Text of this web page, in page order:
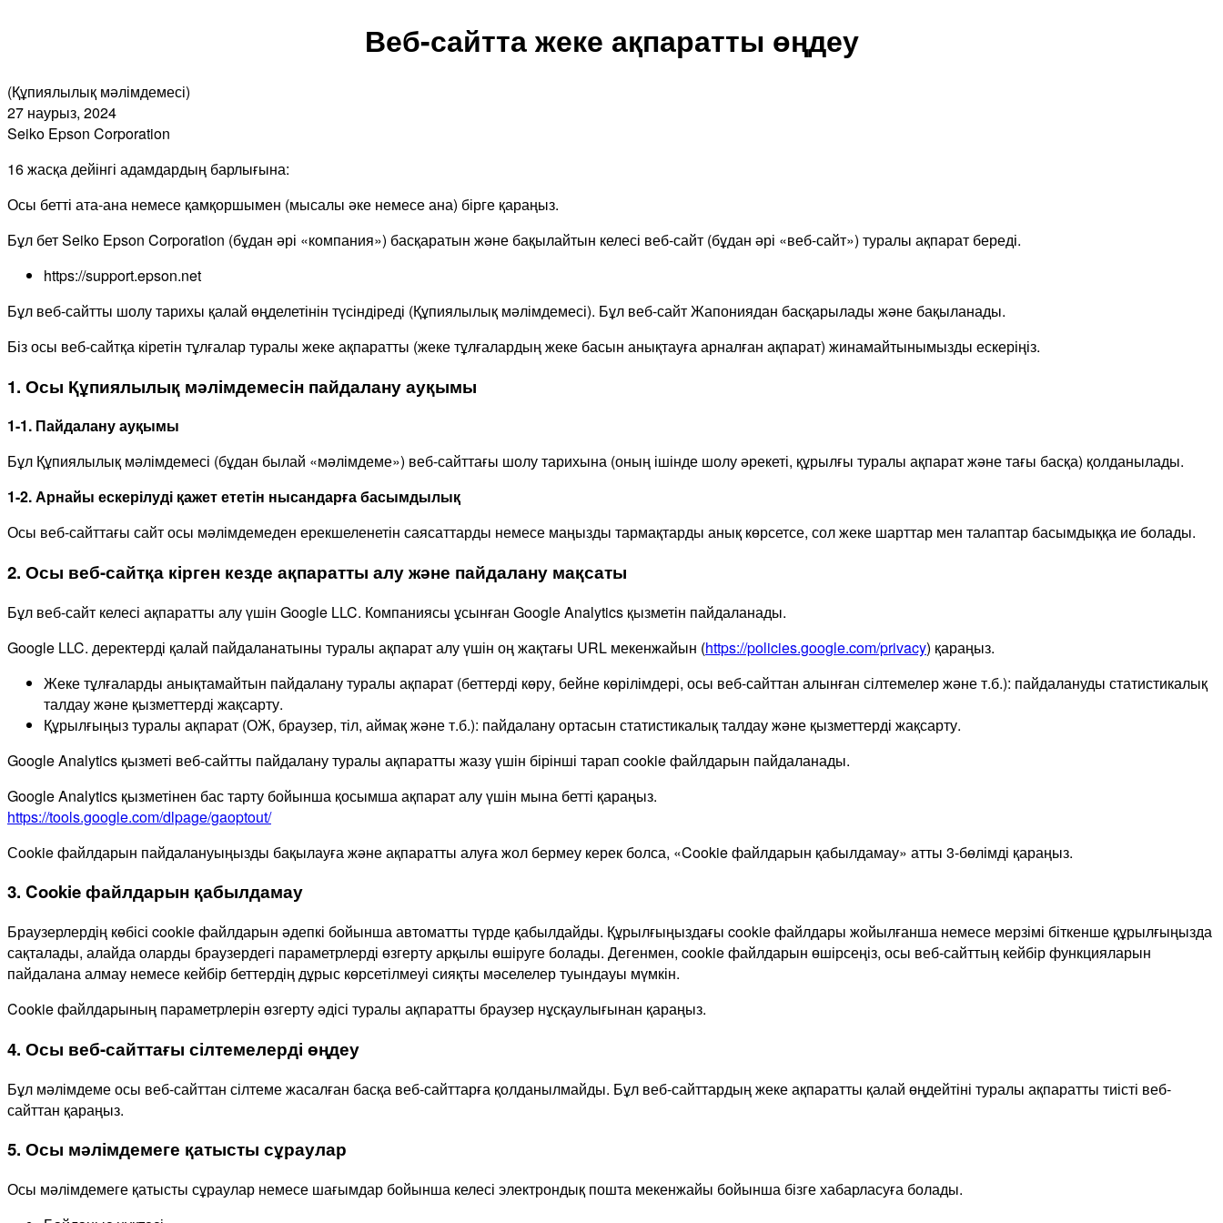
Веб-сайтта жеке ақпаратты өңдеу
(Құпиялылық мәлімдемесі)
27 наурыз, 2024
Seiko Epson Corporation
16 жасқа дейінгі адамдардың барлығына:
Осы бетті ата-ана немесе қамқоршымен (мысалы әке немесе ана) бірге қараңыз.
Бұл бет Seiko Epson Corporation (бұдан әрі «компания») басқаратын және бақылайтын келесі веб-сайт (бұдан әрі «веб-сайт») туралы ақпарат береді.
https://support.epson.net
Бұл веб-сайтты шолу тарихы қалай өңделетінін түсіндіреді (Құпиялылық мәлімдемесі). Бұл веб-сайт Жапониядан басқарылады және бақыланады.
Біз осы веб-сайтқа кіретін тұлғалар туралы жеке ақпаратты (жеке тұлғалардың жеке басын анықтауға арналған ақпарат) жинамайтынымызды ескеріңіз.
1. Осы Құпиялылық мәлімдемесін пайдалану ауқымы
1-1. Пайдалану ауқымы
Бұл Құпиялылық мәлімдемесі (бұдан былай «мәлімдеме») веб-сайттағы шолу тарихына (оның ішінде шолу әрекеті, құрылғы туралы ақпарат және тағы басқа) қолданылады.
1-2. Арнайы ескерілуді қажет ететін нысандарға басымдылық
Осы веб-сайттағы сайт осы мәлімдемеден ерекшеленетін саясаттарды немесе маңызды тармақтарды анық көрсетсе, сол жеке шарттар мен талаптар басымдыққа ие болады.
2. Осы веб-сайтқа кірген кезде ақпаратты алу және пайдалану мақсаты
Бұл веб-сайт келесі ақпаратты алу үшін Google LLC. Компаниясы ұсынған Google Analytics қызметін пайдаланады.
Google LLC. деректерді қалай пайдаланатыны туралы ақпарат алу үшін оң жақтағы URL мекенжайын (https://policies.google.com/privacy) қараңыз.
Жеке тұлғаларды анықтамайтын пайдалану туралы ақпарат (беттерді көру, бейне көрілімдері, осы веб-сайттан алынған сілтемелер және т.б.): пайдалануды статистикалық
талдау және қызметтерді жақсарту.
Құрылғыңыз туралы ақпарат (ОЖ, браузер, тіл, аймақ және т.б.): пайдалану ортасын статистикалық талдау және қызметтерді жақсарту.
Google Analytics қызметі веб-сайтты пайдалану туралы ақпаратты жазу үшін бірінші тарап cookie файлдарын пайдаланады.
Google Analytics қызметінен бас тарту бойынша қосымша ақпарат алу үшін мына бетті қараңыз.
https://tools.google.com/dlpage/gaoptout/
Сookie файлдарын пайдалануыңызды бақылауға және ақпаратты алуға жол бермеу керек болса, «Cookie файлдарын қабылдамау» атты 3-бөлімді қараңыз.
3. Cookie файлдарын қабылдамау
Браузерлердің көбісі cookie файлдарын әдепкі бойынша автоматты түрде қабылдайды. Құрылғыңыздағы cookie файлдары жойылғанша немесе мерзімі біткенше құрылғыңызда
сақталады, алайда оларды браузердегі параметрлерді өзгерту арқылы өшіруге болады. Дегенмен, cookie файлдарын өшірсеңіз, осы веб-сайттың кейбір функцияларын
пайдалана алмау немесе кейбір беттердің дұрыс көрсетілмеуі сияқты мәселелер туындауы мүмкін.
Cookie файлдарының параметрлерін өзгерту әдісі туралы ақпаратты браузер нұсқаулығынан қараңыз.
4. Осы веб-сайттағы сілтемелерді өңдеу
Бұл мәлімдеме осы веб-сайттан сілтеме жасалған басқа веб-сайттарға қолданылмайды. Бұл веб-сайттардың жеке ақпаратты қалай өңдейтіні туралы ақпаратты тиісті веб-
сайттан қараңыз.
5. Осы мәлімдемеге қатысты сұраулар
Осы мәлімдемеге қатысты сұраулар немесе шағымдар бойынша келесі электрондық пошта мекенжайы бойынша бізге хабарласуға болады.